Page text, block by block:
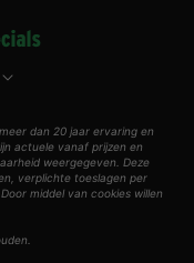
dan 20 jaar ervaring en
actuele vanaf prijzen en
weergegeven. Deze
verplichte toeslagen per
middel van cookies willen